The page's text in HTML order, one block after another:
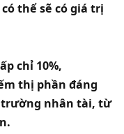
thể sẽ có giá trị
chỉ 10%,
thị phần đáng
nhân tài, từ